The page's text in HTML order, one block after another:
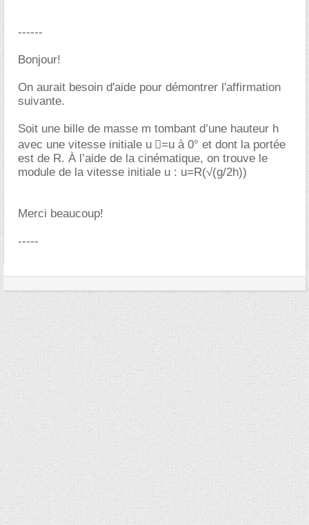
------
Bonjour!
On aurait besoin d'aide pour démontrer l'affirmation
suivante.
Soit une bille de masse m tombant d’une hauteur h
avec une vitesse initiale u ⃗=u à 0° et dont la portée
est de R. À l’aide de la cinématique, on trouve le
module de la vitesse initiale u : u=R(√(g/2h))
Merci beaucoup!
-----